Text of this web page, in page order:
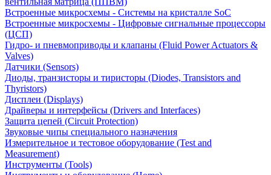
Встроенные микросхемы - Системы на кристалле SoC
Встроенные микросхемы - Цифровые сигнальные процессоры
(ЦСП)
Гидро- и пневмоприводы и клапаны (Fluid Power Actuators &
Valves)
Датчики (Sensors)
Диоды, транзисторы и тиристоры (Diodes, Transistors and
Thyristors)
Дисплеи (Displays)
Драйверы и интерфейсы (Drivers and Interfaces)
Защита цепей (Circuit Protection)
Звуковые чипы специального назначения
Измерительное и тестовое оборудование (Test and
Measurement)
Инструменты (Tools)